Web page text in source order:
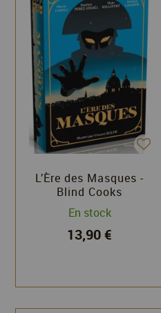
L’Ère des Masques -
Blind Cooks
En stock
13,90 €